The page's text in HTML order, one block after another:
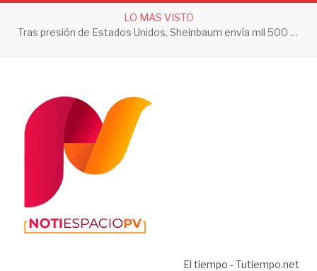
LO MAS VISTO
Tras presión de Estados Unidos, Sheinbaum envía mil 500 soldados a Michoacán
El tiempo - Tutiempo.net